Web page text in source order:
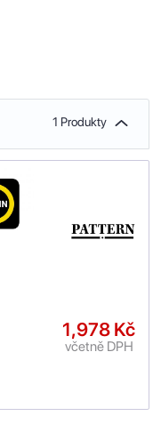
1 Produkty
1,978 Kč
včetně DPH